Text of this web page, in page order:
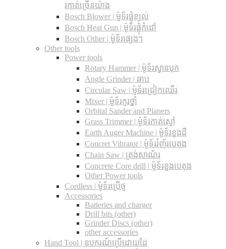
រកាត់ច្រើនយ៉ាង
Bosch Blower | ម៉ូទ័រផ្លុំខ្យល់
Bosch Heat Gun | ម៉ូទ័រផ្លុំកំដៅ
Bosch Other | ម៉ូទ័រផ្សេងៗ
Other tools
Power tools
Rotary Hammer | ម៉ូទ័រស្វានបុក
Angle Grinder | ឆាប
Circular Saw​ | ម៉ូទ័រជ្រៀកឈើរ
Mixer | ម៉ូទ័រកូរថ្នាំ
Orbital Sander and Planers
Grass Trimmer | ម៉ូទ័រកាត់ស្មៅ
Earth Auger Machine | ម៉ូទ័រខួងដី
Concret Vibrator | ម៉ូទ័ររំញ័របេតុង
Chain Saw | ត្រង់សាណ័រ
Concrete Core drill | ម៉ូទ័រខួងបេតុង
Other Power tools
Cordless​ | ម៉ូទ័រប្រើថ្ម
Accessories
Batteries and charger
Drill bits (other)
Grinder Discs (other)
other accessories
Hand Tool | ឧបករណ៍ប្រើដោយដៃ